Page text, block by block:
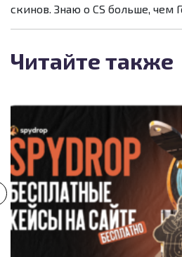
скинов. Знаю о CS больше, чем
Читайте также